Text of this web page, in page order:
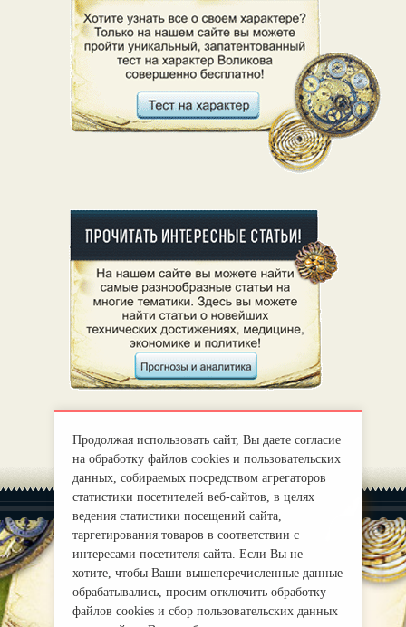
О нас
Правила
mirprognoz@mail.ru
Продолжая использовать сайт, Вы даете согласие
на обработку файлов cookies и пользовательских
данных, собираемых посредством агрегаторов
статистики посетителей веб-сайтов, в целях
ведения статистики посещений сайта,
таргетирования товаров в соответствии с
интересами посетителя сайта. Если Вы не
хотите, чтобы Ваши вышеперечисленные данные
обрабатывались, просим отключить обработку
файлов cookies и сбор пользовательских данных